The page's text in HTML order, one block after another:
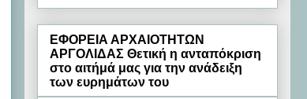
ΕΦΟΡΕΙΑ ΑΡΧΑΙΟΤΗΤΩΝ
ΑΡΓΟΛΙΔΑΣ Θετική η ανταπόκριση
στο αιτήμά μας για την ανάδειξη
των ευρημάτων του